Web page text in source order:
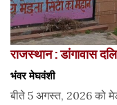
राजस्थान : डांगावास
भंवर मेघवंशी
बीते 5 अगस्त, 2026 को